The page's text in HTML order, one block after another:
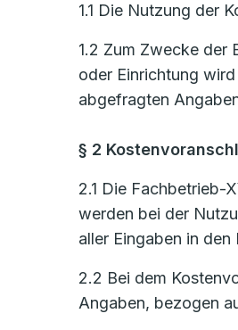
1.1 Die Nutzung der
1.2 Zum Zwecke der
oder Einrichtung
abgefragten
§ 2
2.1 Die Fachbetrieb-
werden bei der
aller Eingaben in
2.2 Bei dem
Angaben, bezogen